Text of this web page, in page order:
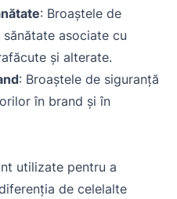
: Broaștele de
asociate cu
și alterate.
: Broaștele de siguranță
în brand și în
utilizate pentru a
de celelalte